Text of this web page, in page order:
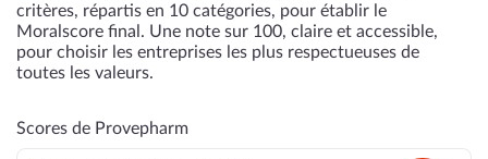
critères, répartis en 10 catégories, pour établir le
Moralscore final. Une note sur 100, claire et accessible,
pour choisir les entreprises les plus respectueuses de
toutes les valeurs.
Scores de Provepharm